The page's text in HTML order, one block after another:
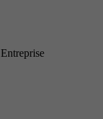
Entreprise